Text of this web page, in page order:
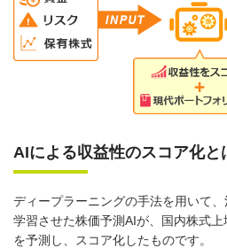
AIによる収益性のスコア化と
ディープラーニングの手法を用いて
学習させた株価予測AIが、国内株式上
を予測し、スコア化したものです。